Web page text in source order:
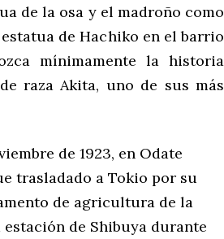
de la osa y el madroño como
de Hachiko en el barrio
mínimamente la historia
raza Akita, uno de sus más
de 1923, en Odate
trasladado a Tokio por su
de agricultura de la
de Shibuya durante